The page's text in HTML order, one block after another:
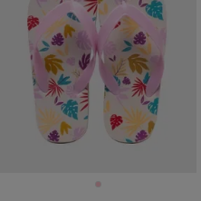
Disponible en 1 coloris
ROSE